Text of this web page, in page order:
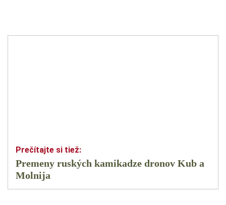
Premeny ruských kamikadze dronov Kub a
Molnija